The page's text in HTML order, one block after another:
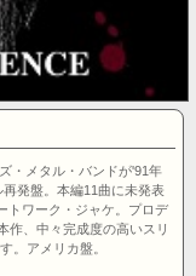
・メタル・バンドが'91年
発盤。本編11曲に未発表
トワーク・ジャケ。プロデ
作、中々完成度の高いスリ
。アメリカ盤。